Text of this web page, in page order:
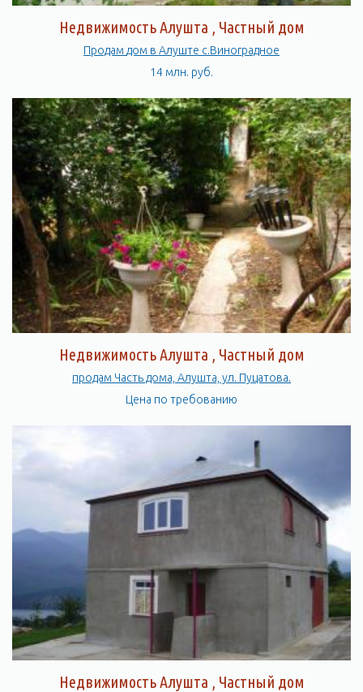
Недвижимость Алушта , Частный дом
Продам дом в Алуште с.Виноградное
14 млн. руб.
Недвижимость Алушта , Частный дом
продам Часть дома, Алушта, ул. Пуцатова.
Цена по требованию
Недвижимость Алушта , Частный дом